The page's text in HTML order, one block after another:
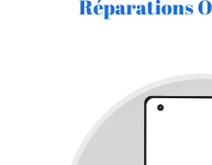
Réparations